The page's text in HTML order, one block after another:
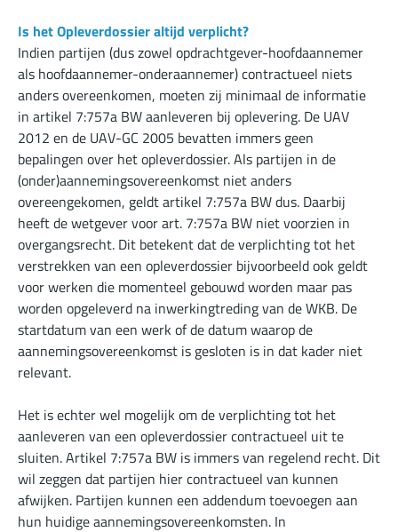
Is het Opleverdossier altijd verplicht?
Indien partijen (dus zowel opdrachtgever-hoofdaannemer
als hoofdaannemer-onderaannemer) contractueel niets
anders overeenkomen, moeten zij minimaal de informatie
in artikel 7:757a BW aanleveren bij oplevering. De UAV
2012 en de UAV-GC 2005 bevatten immers geen
bepalingen over het opleverdossier. Als partijen in de
(onder)aannemingsovereenkomst niet anders
overeengekomen, geldt artikel 7:757a BW dus. Daarbij
heeft de wetgever voor art. 7:757a BW niet voorzien in
overgangsrecht. Dit betekent dat de verplichting tot het
verstrekken van een opleverdossier bijvoorbeeld ook geldt
voor werken die momenteel gebouwd worden maar pas
worden opgeleverd na inwerkingtreding van de WKB. De
startdatum van een werk of de datum waarop de
aannemingsovereenkomst is gesloten is in dat kader niet
relevant.
Het is echter wel mogelijk om de verplichting tot het
aanleveren van een opleverdossier contractueel uit te
sluiten. Artikel 7:757a BW is immers van regelend recht. Dit
wil zeggen dat partijen hier contractueel van kunnen
afwijken. Partijen kunnen een addendum toevoegen aan
hun huidige aannemingsovereenkomsten. In